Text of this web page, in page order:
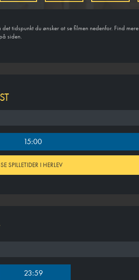
tidspunkt du ønsker at se filmen nedenfor. Find mere
siden.
15:00
SE SPILLETIDER I HERLEV
23:59